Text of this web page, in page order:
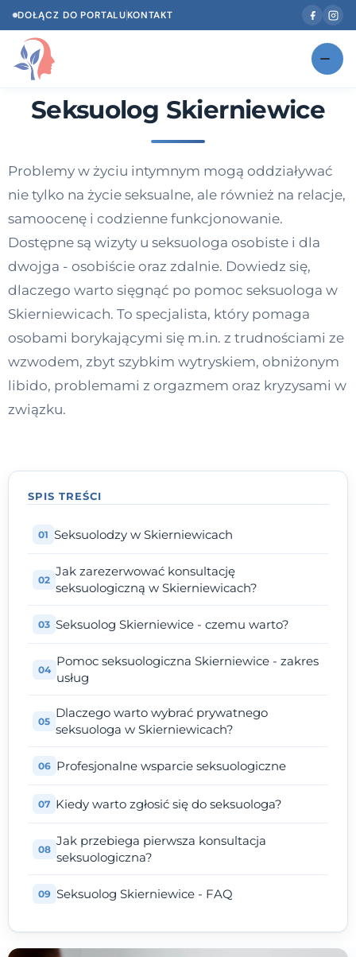
DOŁĄCZ DO PORTALUKONTAKT
Znajdź swojego specjalistę NOWOŚĆ
Według specjalizacji
Diagnozy psychologiczne
Testy psychologiczne
Dawka wiedzy
Kontakt
Seksuolog Skierniewice
Problemy w życiu intymnym mogą oddziaływać
nie tylko na życie seksualne, ale również na relacje,
samoocenę i codzienne funkcjonowanie.
Dostępne są wizyty u seksuologa osobiste i dla
dwojga - osobiście oraz zdalnie. Dowiedz się,
dlaczego warto sięgnąć po pomoc seksuologa w
Skierniewicach. To specjalista, który pomaga
osobami borykającymi się m.in. z trudnościami ze
wzwodem, zbyt szybkim wytryskiem, obniżonym
libido, problemami z orgazmem oraz kryzysami w
związku.
SPIS TREŚCI
Seksuolodzy w Skierniewicach
Jak zarezerwować konsultację
seksuologiczną w Skierniewicach?
Seksuolog Skierniewice - czemu warto?
Pomoc seksuologiczna Skierniewice - zakres
usług
Dlaczego warto wybrać prywatnego
seksuologa w Skierniewicach?
Profesjonalne wsparcie seksuologiczne
Kiedy warto zgłosić się do seksuologa?
Jak przebiega pierwsza konsultacja
seksuologiczna?
Seksuolog Skierniewice - FAQ